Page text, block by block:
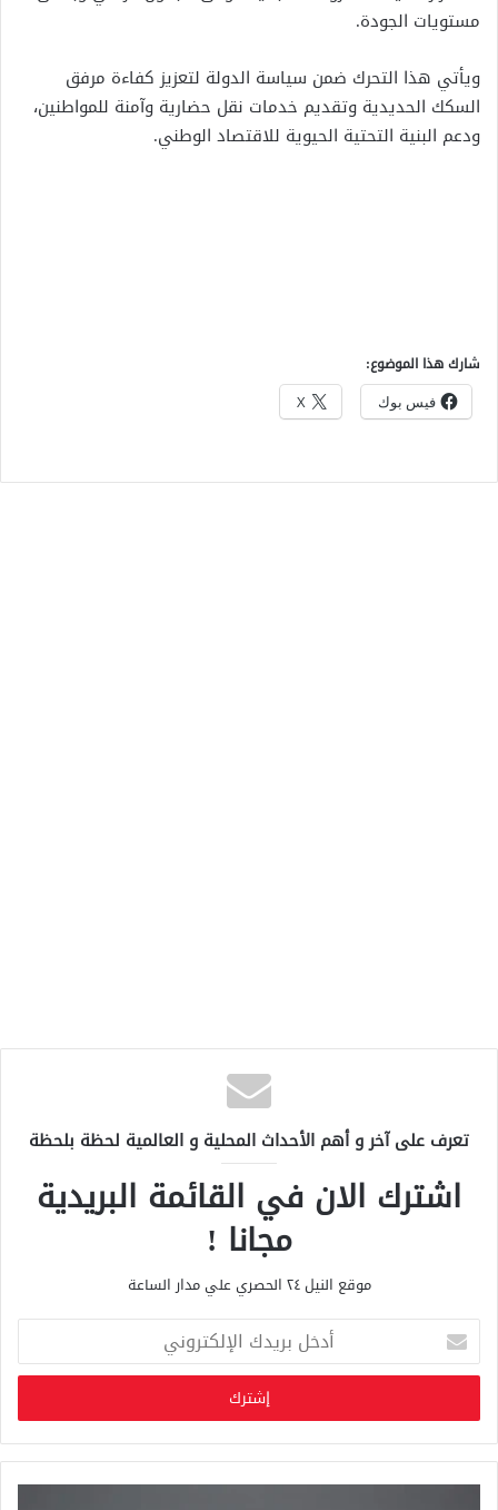
مستويات الجودة.
ويأتي هذا التحرك ضمن سياسة الدولة لتعزيز كفاءة مرفق
السكك الحديدية وتقديم خدمات نقل حضارية وآمنة للمواطنين،
ودعم البنية التحتية الحيوية للاقتصاد الوطني.
شارك هذا الموضوع:
فيس بوك X
تعرف على آخر و أهم الأحداث المحلية و العالمية لحظة بلحظة
اشترك الان في القائمة البريدية
مجانا !
موقع النيل ٢٤ الحصري علي مدار الساعة
خ
ب
ر
ي
د